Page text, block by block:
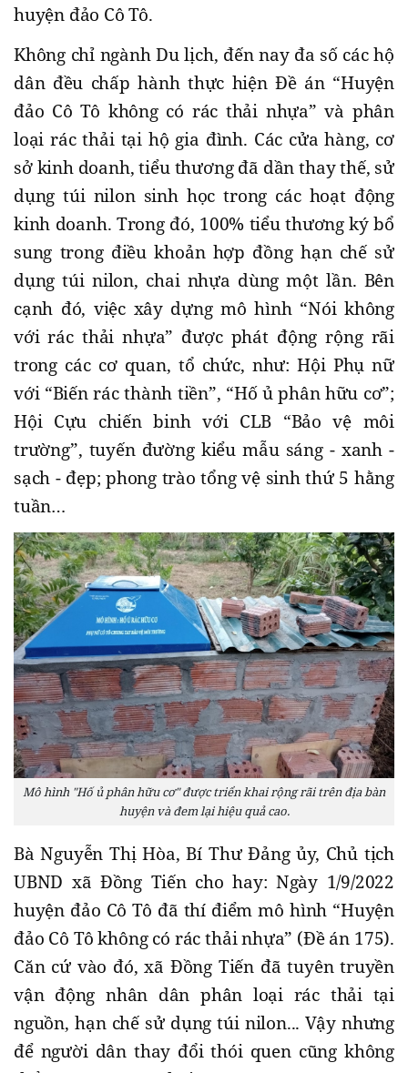
huyện đảo Cô Tô.
Không chỉ ngành Du lịch, đến nay đa số các hộ
dân đều chấp hành thực hiện Đề án “Huyện
đảo Cô Tô không có rác thải nhựa” và phân
loại rác thải tại hộ gia đình. Các cửa hàng, cơ
sở kinh doanh, tiểu thương đã dần thay thế, sử
dụng túi nilon sinh học trong các hoạt động
kinh doanh. Trong đó, 100% tiểu thương ký bổ
sung trong điều khoản hợp đồng hạn chế sử
dụng túi nilon, chai nhựa dùng một lần. Bên
cạnh đó, việc xây dựng mô hình “Nói không
với rác thải nhựa” được phát động rộng rãi
trong các cơ quan, tổ chức, như: Hội Phụ nữ
với “Biến rác thành tiền”, “Hố ủ phân hữu cơ”;
Hội Cựu chiến binh với CLB “Bảo vệ môi
trường”, tuyến đường kiểu mẫu sáng - xanh -
sạch - đẹp; phong trào tổng vệ sinh thứ 5 hằng
tuần…
Mô hình "Hố ủ phân hữu cơ" được triển khai rộng rãi trên địa bàn
huyện và đem lại hiệu quả cao.
Bà Nguyễn Thị Hòa, Bí Thư Đảng ủy, Chủ tịch
UBND xã Đồng Tiến cho hay: Ngày 1/9/2022
huyện đảo Cô Tô đã thí điểm mô hình “Huyện
đảo Cô Tô không có rác thải nhựa” (Đề án 175).
Căn cứ vào đó, xã Đồng Tiến đã tuyên truyền
vận động nhân dân phân loại rác thải tại
nguồn, hạn chế sử dụng túi nilon... Vậy nhưng
để người dân thay đổi thói quen cũng không